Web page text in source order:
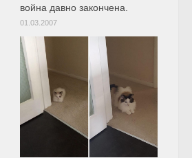
война давно закончена.
01.03.2007